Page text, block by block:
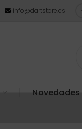
info@dartstore.es
Novedades